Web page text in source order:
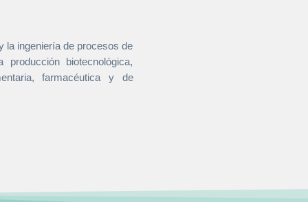
la ingeniería de procesos de
biotecnológica,
farmacéutica y de